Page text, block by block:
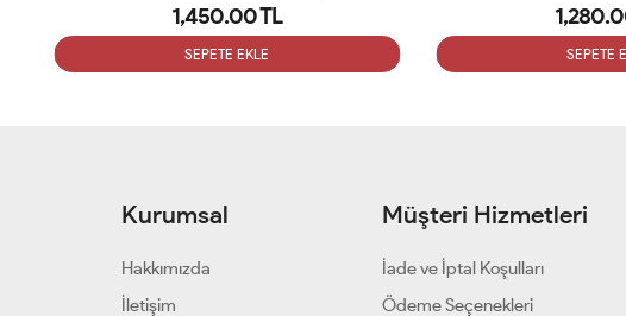
1,450.00 TL
SEPETE EKLE SEPETE
Kurumsal
Hakkımızda
İletişim
Müşteri Hizmetleri
İade ve İptal Koşulları
Ödeme Seçenekleri